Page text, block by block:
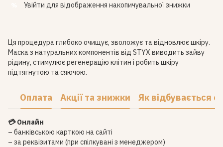
Увійти для відображення накопичувальної знижки
Ця процедура глибоко очищує, зволожує та відновлює шкіру.
Маска з натуральних компонентів від STYX виводить зайву
рідину, стимулює регенерацію клітин і робить шкіру
підтягнутою та сяючою.
Оплата Акції та знижки Як відбувається
💳 Онлайн
– банківською карткою на сайті
– за реквізитами (при спілкувані з менеджером)